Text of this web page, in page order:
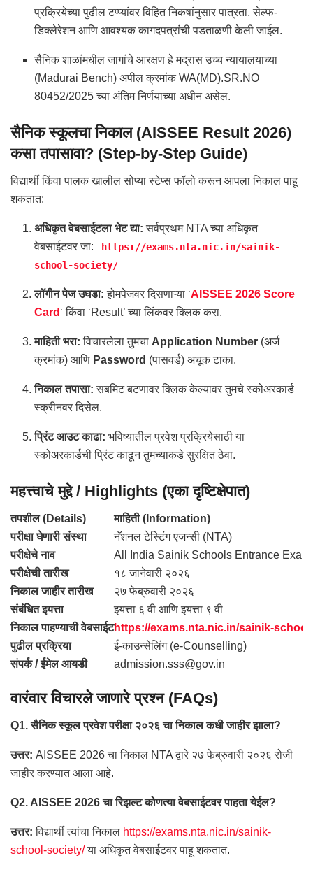
प्रक्रियेच्या पुढील टप्प्यांवर विहित निकषांनुसार पात्रता, सेल्फ-
डिक्लेरेशन आणि आवश्यक कागदपत्रांची पडताळणी केली जाईल.
सैनिक शाळांमधील जागांचे आरक्षण हे मद्रास उच्च न्यायालयाच्या
(Madurai Bench) अपील क्रमांक WA(MD).SR.NO
80452/2025 च्या अंतिम निर्णयाच्या अधीन असेल.
सैनिक स्कूलचा निकाल (AISSEE Result 2026)
कसा तपासावा? (Step-by-Step Guide)
विद्यार्थी किंवा पालक खालील सोप्या स्टेप्स फॉलो करून आपला निकाल पाहू
शकतात:
अधिकृत वेबसाईटला भेट द्या: सर्वप्रथम NTA च्या अधिकृत
वेबसाईटवर जा:
https://exams.nta.nic.in/sainik-
school-society/
लॉगीन पेज उघडा: होमपेजवर दिसणाऱ्या ‘AISSEE 2026 Score
Card ‘ किंवा ‘Result’ च्या लिंकवर क्लिक करा.
माहिती भरा: विचारलेला तुमचा Application Number (अर्ज
क्रमांक) आणि Password (पासवर्ड) अचूक टाका.
निकाल तपासा: सबमिट बटणावर क्लिक केल्यावर तुमचे स्कोअरकार्ड
स्क्रीनवर दिसेल.
प्रिंट आउट काढा: भविष्यातील प्रवेश प्रक्रियेसाठी या
स्कोअरकार्डची प्रिंट काढून तुमच्याकडे सुरक्षित ठेवा.
महत्त्वाचे मुद्दे / Highlights (एका दृष्टिक्षेपात)
तपशील (Details)
माहिती (Information)
परीक्षा घेणारी संस्था
नॅशनल टेस्टिंग एजन्सी (NTA)
परीक्षेचे नाव
All India Sainik Schools Entrance
परीक्षेची तारीख
१८ जानेवारी २०२६
निकाल जाहीर तारीख
२७ फेब्रुवारी २०२६
संबंधित इयत्ता
इयत्ता ६ वी आणि इयत्ता ९ वी
निकाल पाहण्याची वेबसाईटhttps://exams.nta.nic.in/sainik-
पुढील प्रक्रिया
ई-काउन्सेलिंग (e-Counselling)
संपर्क / ईमेल आयडी
admission.sss@gov.in
वारंवार विचारले जाणारे प्रश्न (FAQs)
Q1. सैनिक स्कूल प्रवेश परीक्षा २०२६ चा निकाल कधी जाहीर झाला?
उत्तर: AISSEE 2026 चा निकाल NTA द्वारे २७ फेब्रुवारी २०२६ रोजी
जाहीर करण्यात आला आहे.
Q2. AISSEE 2026 चा रिझल्ट कोणत्या वेबसाईटवर पाहता येईल?
उत्तर: विद्यार्थी त्यांचा निकाल https://exams.nta.nic.in/sainik-
school-society/या अधिकृत वेबसाईटवर पाहू शकतात.